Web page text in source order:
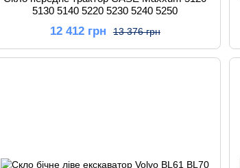
5130 5140 5220 5230 5240 5250
13 376 грн
12 412 грн